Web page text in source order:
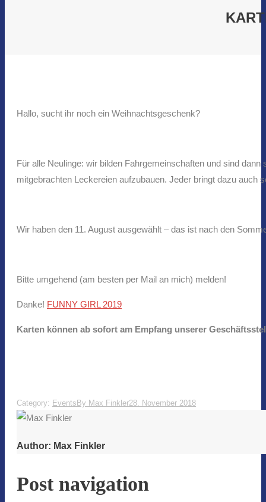
Hallo, sucht ihr noch ein Weihnachtsgeschenk?
Für alle Neulinge: wir bilden Fahrgemeinschaften und sind
mitgebrachten Leckereien aufzubauen. Jeder bringt dazu auch
Wir haben den 11. August ausgewählt – das ist nach den
Bitte umgehend (am besten per Mail an mich) melden!
Danke! FUNNY GIRL 2019
Karten können ab sofort am Empfang unserer
Category: Events By Max Finkler28. November 2018
Author: Max Finkler
Post navigation